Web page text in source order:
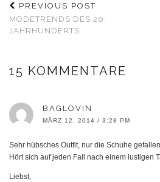
PREVIOUS POST
MODETRENDS DES 20.
JAHRHUNDERTS
15 KOMMENTARE
BAGLOVIN
MÄRZ 12, 2014 / 3:28 PM
Sehr hübsches Outfit, nur die Schuhe
Hört sich auf jeden Fall nach einem lustigen
Liebst,